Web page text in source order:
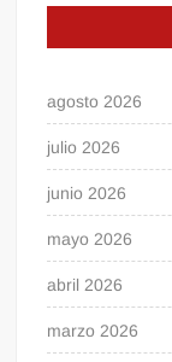
agosto 2026
julio 2026
junio 2026
mayo 2026
abril 2026
marzo 2026